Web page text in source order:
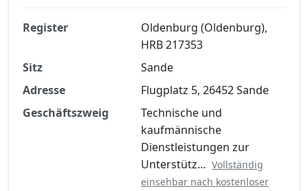
Finanzkennzahlen nach kostenloser
Registrierung verfügbar
Jetzt kostenlos registrieren
Register
Oldenburg (Oldenburg),
HRB 217353
Sitz
Sande
Adresse
Flugplatz 5, 26452 Sande
Geschäftszweig
Technische und
kaufmännische
Dienstleistungen zur
Unterstütz… Vollständig
einsehbar nach kostenloser